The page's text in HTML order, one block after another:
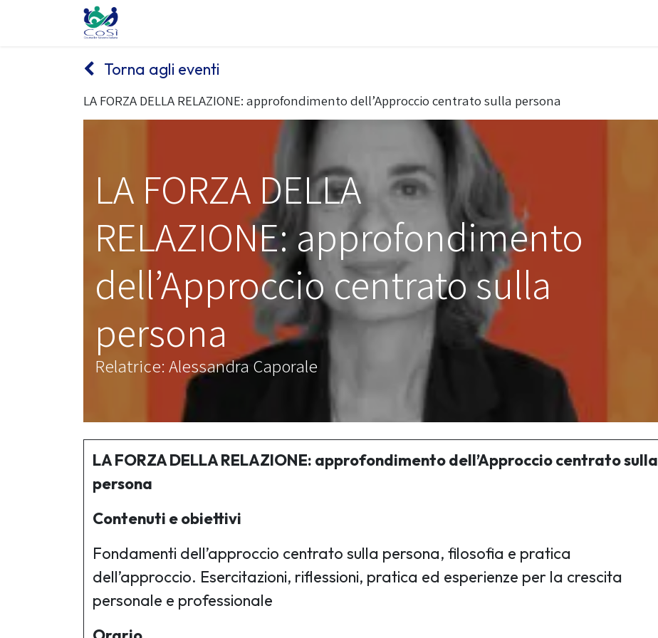
Torna agli eventi
LA FORZA DELLA RELAZIONE: approfondimento dell’Approccio centrato sulla persona
LA FORZA DELLA
RELAZIONE: approfondimento
dell’Approccio centrato sulla
persona
Relatrice: Alessandra Caporale
LA FORZA DELLA RELAZIONE: approfondimento dell’Approccio centrato sulla
persona
Contenuti e obiettivi
Fondamenti dell’approccio centrato sulla persona, filosofia e pratica
dell’approccio. Esercitazioni, riflessioni, pratica ed esperienze per la crescita
personale e professionale